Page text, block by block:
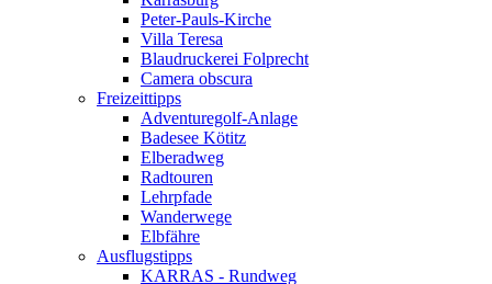
Peter-Pauls-Kirche
Villa Teresa
Blaudruckerei Folprecht
Camera obscura
Freizeittipps
Adventuregolf-Anlage
Badesee Kötitz
Elberadweg
Radtouren
Lehrpfade
Wanderwege
Elbfähre
Ausflugstipps
KARRAS - Rundweg